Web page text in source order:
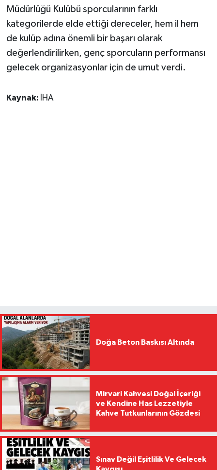
Müdürlüğü Kulübü sporcularının farklı
kategorilerde elde ettiği dereceler, hem il hem
de kulüp adına önemli bir başarı olarak
değerlendirilirken, genç sporcuların performansı
gelecek organizasyonlar için de umut verdi.
Kaynak: İHA
Doğa Beton Baskısı Altında
Mirvari Kahvesi Doğal İçeriği
ve Kendine Has Lezzetiyle
Kahve Tutkunlarının Gözdesi
Sınav Değil Eşitlilik Ve Gelecek